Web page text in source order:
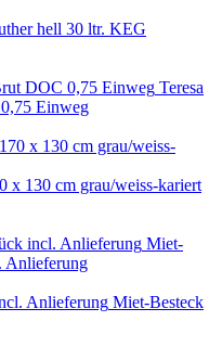
hell 30 ltr. KEG
Teresa
Einweg
x 130 cm grau/weiss-kariert
Miet-
Anlieferung
Miet-Besteck